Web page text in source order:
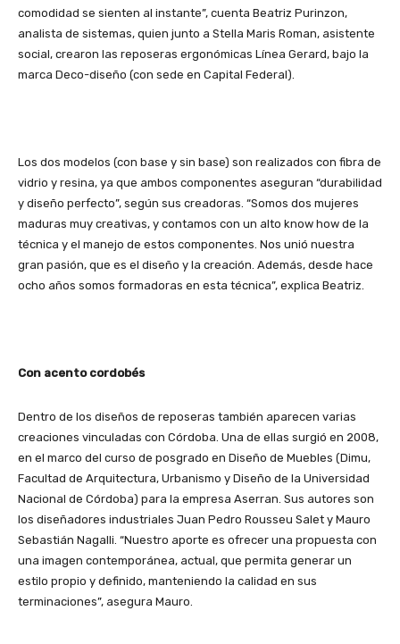
comodidad se sienten al instante”, cuenta Beatriz Purinzon,
analista de sistemas, quien junto a Stella Maris Roman, asistente
social, crearon las reposeras ergonómicas Línea Gerard, bajo la
marca Deco-diseño (con sede en Capital Federal).
Los dos modelos (con base y sin base) son realizados con fibra de
vidrio y resina, ya que ambos componentes aseguran “durabilidad
y diseño perfecto”, según sus creadoras. “Somos dos mujeres
maduras muy creativas, y contamos con un alto know how de la
técnica y el manejo de estos componentes. Nos unió nuestra
gran pasión, que es el diseño y la creación. Además, desde hace
ocho años somos formadoras en esta técnica”, explica Beatriz.
Con acento cordobés
Dentro de los diseños de reposeras también aparecen varias
creaciones vinculadas con Córdoba. Una de ellas surgió en 2008,
en el marco del curso de posgrado en Diseño de Muebles (Dimu,
Facultad de Arquitectura, Urbanismo y Diseño de la Universidad
Nacional de Córdoba) para la empresa Aserran. Sus autores son
los diseñadores industriales Juan Pedro Rousseu Salet y Mauro
Sebastián Nagalli. “Nuestro aporte es ofrecer una propuesta con
una imagen contemporánea, actual, que permita generar un
estilo propio y definido, manteniendo la calidad en sus
terminaciones”, asegura Mauro.